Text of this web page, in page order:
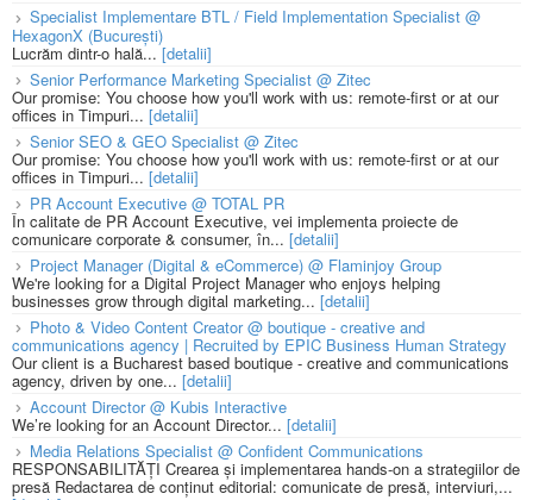
Specialist Implementare BTL / Field Implementation Specialist @
HexagonX (București)
Lucrăm dintr-o hală...[detalii]
Senior Performance Marketing Specialist @ Zitec
Our promise: You choose how you'll work with us: remote-first or at our
offices in Timpuri... [detalii]
Senior SEO & GEO Specialist @ Zitec
Our promise: You choose how you'll work with us: remote-first or at our
offices in Timpuri... [detalii]
PR Account Executive @ TOTAL PR
În calitate de PR Account Executive, vei implementa proiecte de
comunicare corporate & consumer, în... [detalii]
Project Manager (Digital & eCommerce) @ Flaminjoy Group
We're looking for a Digital Project Manager who enjoys helping
businesses grow through digital marketing... [detalii]
Photo & Video Content Creator @ boutique - creative and
communications agency | Recruited by EPIC Business Human Strategy
Our client is a Bucharest based boutique - creative and communications
agency, driven by one... [detalii]
Account Director @ Kubis Interactive
We’re looking for an Account Director... [detalii]
Media Relations Specialist @ Confident Communications
RESPONSABILITĂȚI Crearea și implementarea hands-on a strategiilor de
presă Redactarea de conținut editorial: comunicate de presă, interviuri,...